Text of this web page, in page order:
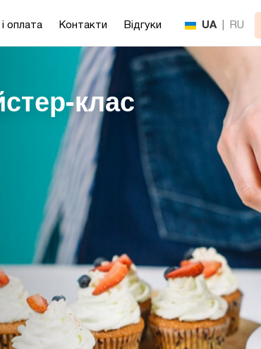
оплата Контакти Відгуки UA RU
клас